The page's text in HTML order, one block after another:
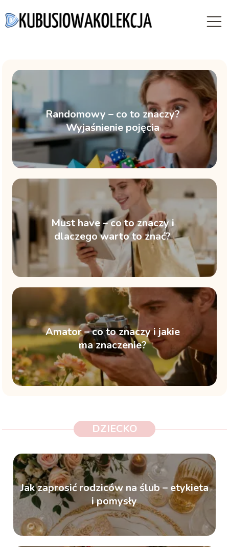
Randomowy – co to znaczy?
Wyjaśnienie pojęcia
Must have – co to znaczy i
dlaczego warto to znać?
Amator – co to znaczy i jakie
ma znaczenie?
DZIECKO
Jak zaprosić rodziców na ślub – etykieta
i pomysły